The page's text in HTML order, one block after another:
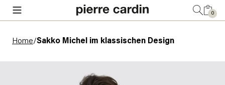
0
Home/Sakko Michel im klassischen Design